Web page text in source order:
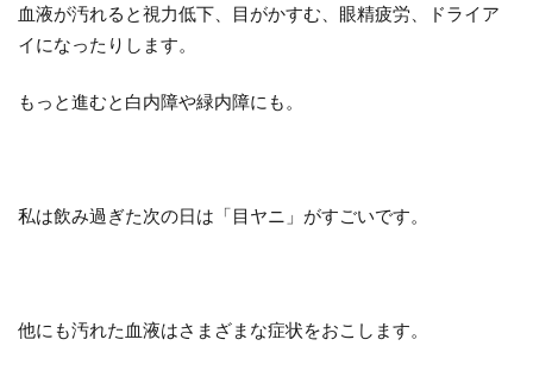
血液が汚れると視力低下、目がかすむ、眼精疲労、ドライア
イになったりします。
もっと進むと白内障や緑内障にも。
私は飲み過ぎた次の日は「目ヤニ」がすごいです。
他にも汚れた血液はさまざまな症状をおこします。